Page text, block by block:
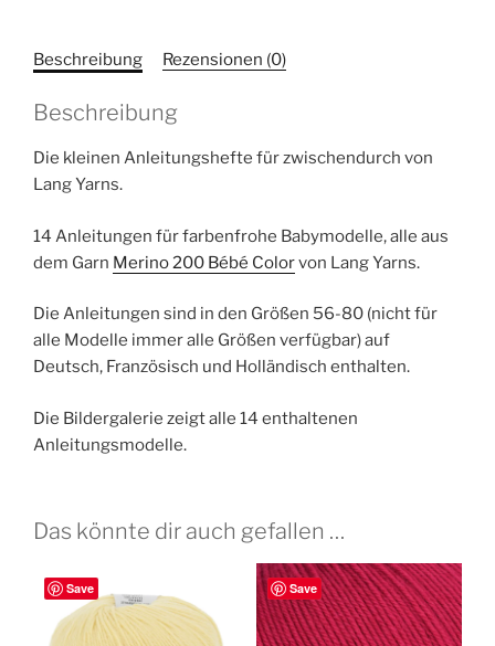
Beschreibung Rezensionen (0)
Beschreibung
Die kleinen Anleitungshefte für zwischendurch von
Lang Yarns.
14 Anleitungen für farbenfrohe Babymodelle, alle aus
dem Garn Merino 200 Bébé Colorvon Lang Yarns.
Die Anleitungen sind in den Größen 56-80 (nicht für
alle Modelle immer alle Größen verfügbar) auf
Deutsch, Französisch und Holländisch enthalten.
Die Bildergalerie zeigt alle 14 enthaltenen
Anleitungsmodelle.
Das könnte dir auch gefallen …
Save Save